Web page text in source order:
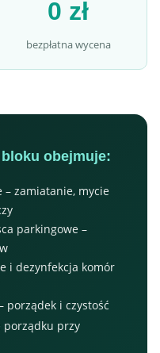
0 zł
bezpłatna wycena
obejmuje:
– zamiatanie, mycie
parkingowe –
i dezynfekcja komór
porządek i czystość
porządku przy